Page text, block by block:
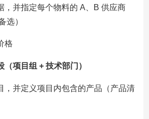
，并指定每个物料的 A、B 供应商
选）
格
项目组 + 技术部门）
，并定义项目内包含的产品（产品清